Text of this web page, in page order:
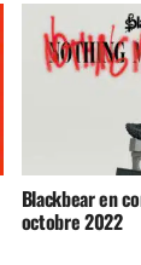
Blackbear en
octobre 2022